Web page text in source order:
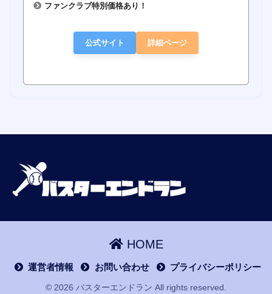
ファンクラブ特別価格あり！
公式サイト 詳細ページ
HOME
運営者情報 お問い合わせ プライバシーポリシー
© 2026 バスターエンドラン All rights reserved.